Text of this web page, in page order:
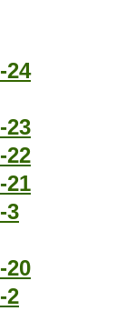
24
23
22
21
3
20
2